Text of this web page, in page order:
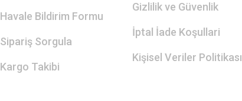
Havale Bildirim Formu
Sipariş Sorgula
Kargo Takibi
Gizlilik ve Güvenlik
İptal İade Koşullari
Kişisel Veriler Politikası